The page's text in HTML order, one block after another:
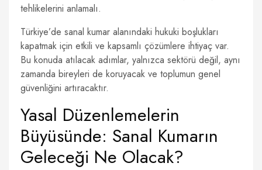
tehlikelerini anlamalı.
Türkiye’de sanal kumar alanındaki hukuki boşlukları
kapatmak için etkili ve kapsamlı çözümlere ihtiyaç var.
Bu konuda atılacak adımlar, yalnızca sektörü değil, aynı
zamanda bireyleri de koruyacak ve toplumun genel
güvenliğini artıracaktır.
Yasal Düzenlemelerin
Büyüsünde: Sanal Kumarın
Geleceği Ne Olacak?